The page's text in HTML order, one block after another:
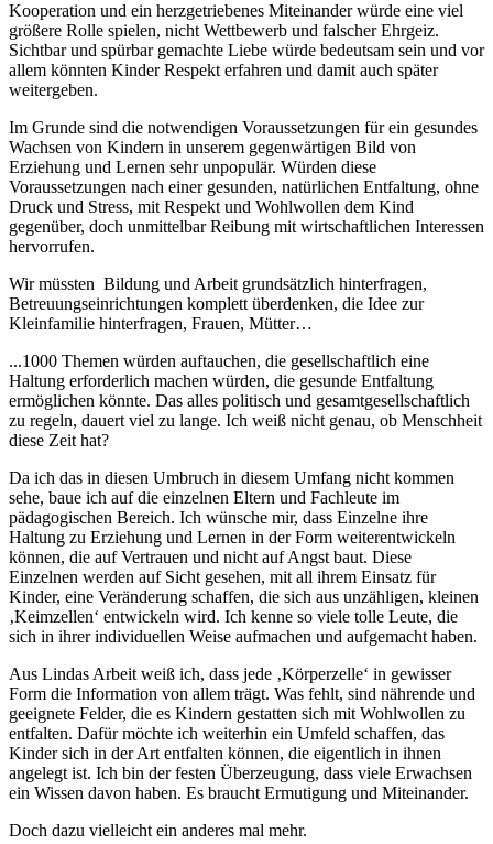
Kooperation und ein herzgetriebenes Miteinander würde eine viel
größere Rolle spielen, nicht Wettbewerb und falscher Ehrgeiz.
Sichtbar und spürbar gemachte Liebe würde bedeutsam sein und vor
allem könnten Kinder Respekt erfahren und damit auch später
weitergeben.
Im Grunde sind die notwendigen Voraussetzungen für ein gesundes
Wachsen von Kindern in unserem gegenwärtigen Bild von
Erziehung und Lernen sehr unpopulär. Würden diese
Voraussetzungen nach einer gesunden, natürlichen Entfaltung, ohne
Druck und Stress, mit Respekt und Wohlwollen dem Kind
gegenüber, doch unmittelbar Reibung mit wirtschaftlichen Interessen
hervorrufen.
Wir müssten Bildung und Arbeit grundsätzlich hinterfragen,
Betreuungseinrichtungen komplett überdenken, die Idee zur
Kleinfamilie hinterfragen, Frauen, Mütter…
...1000 Themen würden auftauchen, die gesellschaftlich eine
Haltung erforderlich machen würden, die gesunde Entfaltung
ermöglichen könnte. Das alles politisch und gesamtgesellschaftlich
zu regeln, dauert viel zu lange. Ich weiß nicht genau, ob Menschheit
diese Zeit hat?
Da ich das in diesen Umbruch in diesem Umfang nicht kommen
sehe, baue ich auf die einzelnen Eltern und Fachleute im
pädagogischen Bereich. Ich wünsche mir, dass Einzelne ihre
Haltung zu Erziehung und Lernen in der Form weiterentwickeln
können, die auf Vertrauen und nicht auf Angst baut. Diese
Einzelnen werden auf Sicht gesehen, mit all ihrem Einsatz für
Kinder, eine Veränderung schaffen, die sich aus unzähligen, kleinen
‚Keimzellen‘ entwickeln wird. Ich kenne so viele tolle Leute, die
sich in ihrer individuellen Weise aufmachen und aufgemacht haben.
Aus Lindas Arbeit weiß ich, dass jede ‚Körperzelle‘ in gewisser
Form die Information von allem trägt. Was fehlt, sind nährende und
geeignete Felder, die es Kindern gestatten sich mit Wohlwollen zu
entfalten. Dafür möchte ich weiterhin ein Umfeld schaffen, das
Kinder sich in der Art entfalten können, die eigentlich in ihnen
angelegt ist. Ich bin der festen Überzeugung, dass viele Erwachsen
ein Wissen davon haben. Es braucht Ermutigung und Miteinander.
Doch dazu vielleicht ein anderes mal mehr.